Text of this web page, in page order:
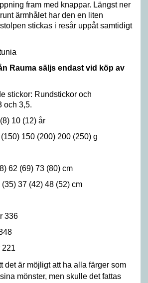
fram med knappar. Längst ner
ärmhålet har den en liten
stickas i resår uppåt samtidigt
Rauma säljs endast vid köp av
stickor: Rundstickor och
och 3,5.
10 (12) år
150 (200) 200 (250) g
62 (69) 73 (80) cm
37 (42) 48 (52) cm
336
221
det är möjligt att ha alla färger som
mönster, men skulle det fattas